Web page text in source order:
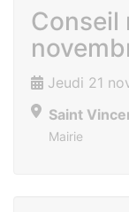
Conseil
Jeudi 21
Saint
Mairie